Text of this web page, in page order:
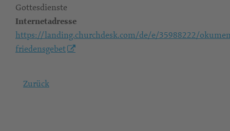
Gottesdienste
Internetadresse
https://landing.churchdesk.com/de/e/35988222/
friedensgebet
Zurück